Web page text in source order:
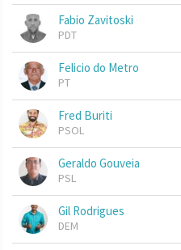
Fabio Zavitoski
PDT
Felicio do Metro
PT
Fred Buriti
PSOL
Geraldo Gouveia
PSL
Gil Rodrigues
DEM